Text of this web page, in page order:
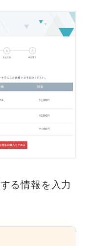
る情報を入力